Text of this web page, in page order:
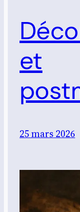
et
25 mars 2026